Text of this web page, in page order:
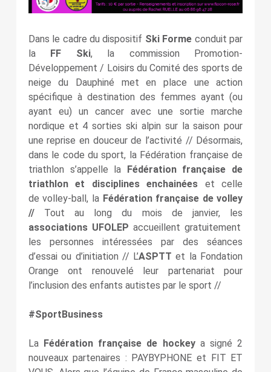
Dans le cadre du dispositif Ski Forme conduit par
la FF Ski, la commission Promotion-
Développement / Loisirs du Comité des sports de
neige du Dauphiné met en place une action
spécifique à destination des femmes ayant (ou
ayant eu) un cancer avec une sortie marche
nordique et 4 sorties ski alpin sur la saison pour
une reprise en douceur de l’activité // Désormais,
dans le code du sport, la Fédération française de
triathlon s’appelle la Fédération française de
triathlon et disciplines enchainées et celle
de volley-ball, la Fédération française de volley
//Tout au long du mois de janvier, les
associations UFOLEP accueillent gratuitement
les personnes intéressées par des séances
d’essai ou d’initiation // L’ASPTT et la Fondation
Orange ont renouvelé leur partenariat pour
l’inclusion des enfants autistes par le sport //
#SportBusiness
La Fédération française de hockeya signé 2
nouveaux partenaires : PAYBYPHONE et FIT ET